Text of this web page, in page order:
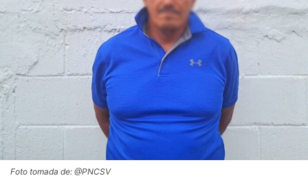
Foto tomada de: @PNCSV